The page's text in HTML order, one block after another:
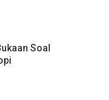
Soal